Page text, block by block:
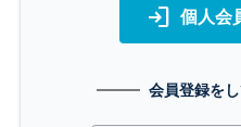
login 個人会
会員登録を